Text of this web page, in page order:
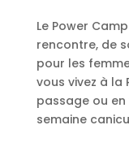
Le Power
rencontre, de
pour les
vous vivez à la
passage ou
semaine